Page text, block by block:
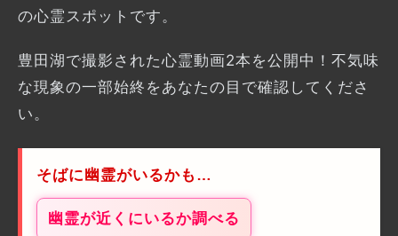
の心霊スポットです。
豊田湖で撮影された心霊動画2本を公開中！不気味
な現象の一部始終をあなたの目で確認してくださ
い。
そばに幽霊がいるかも…
幽霊が近くにいるか調べる